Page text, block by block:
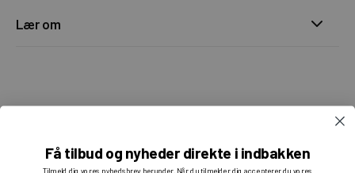
Lær om
Få tilbud og nyheder direkte i indbakken
Tilmeld dig vores nyhedsbrev herunder. Når du tilmelder dig accepterer du vores